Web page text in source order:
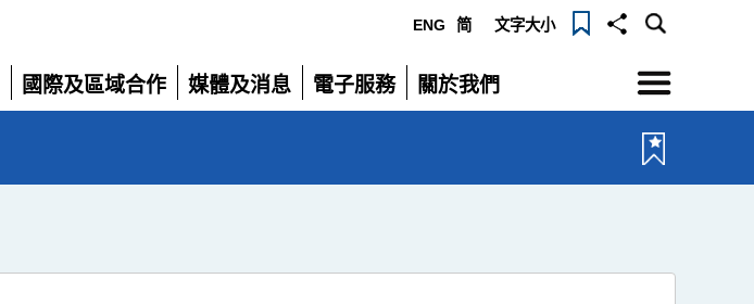
ENG 简 文字大小
國際及區域合作
展
媒體及消息
展
電子服務
展
關於我們
展
選
單